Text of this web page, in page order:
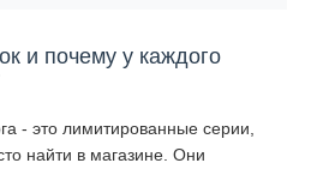
и почему у каждого
- это лимитированные серии,
найти в магазине. Они